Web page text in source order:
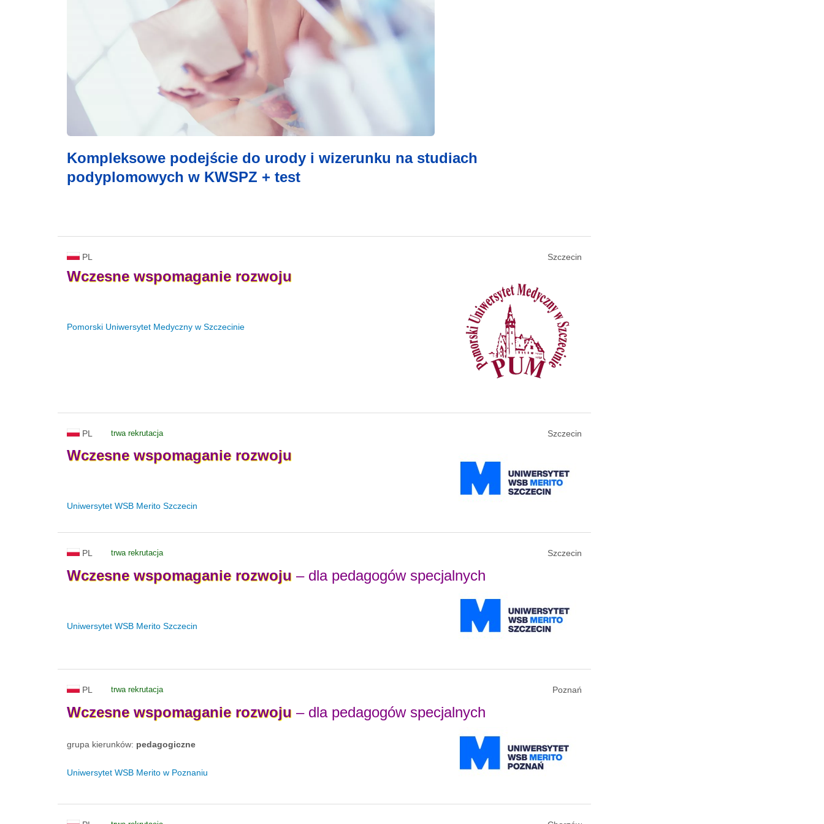
Kompleksowe podejście do urody i wizerunku na studiach
podyplomowych w KWSPZ + test
PL Szczecin
Wczesne wspomaganie rozwoju
Pomorski Uniwersytet Medyczny w Szczecinie
PL trwa rekrutacja Szczecin
Wczesne wspomaganie rozwoju
Uniwersytet WSB Merito Szczecin
PL trwa rekrutacja Szczecin
Wczesne wspomaganie rozwoju – dla pedagogów specjalnych
Uniwersytet WSB Merito Szczecin
PL trwa rekrutacja Poznań
Wczesne wspomaganie rozwoju – dla pedagogów specjalnych
grupa kierunków: pedagogiczne
Uniwersytet WSB Merito w Poznaniu